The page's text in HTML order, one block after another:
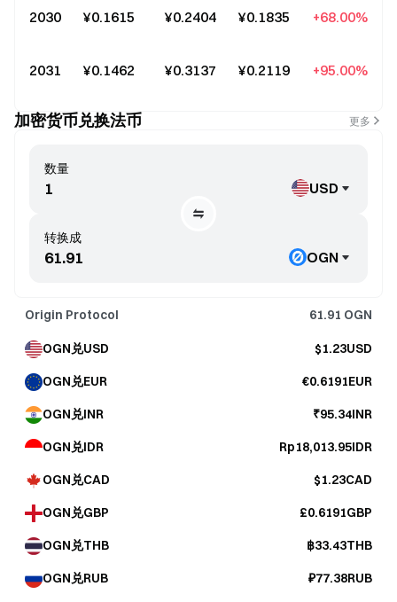
2030 ¥0.1615 ¥0.2404 ¥0.1835 +68.00%
2031 ¥0.1462 ¥0.3137 ¥0.2119 +95.00%
加密货币兑换法币 更多
转换成
OGN
数量
USD
Origin Protocol 61.91 OGN
OGN兑USD $1.23USD
OGN兑EUR €0.6191EUR
OGN兑INR ₹95.34INR
OGN兑IDR Rp18,013.95IDR
OGN兑CAD $1.23CAD
OGN兑GBP £0.6191GBP
OGN兑THB ฿33.43THB
OGN兑RUB ₽77.38RUB